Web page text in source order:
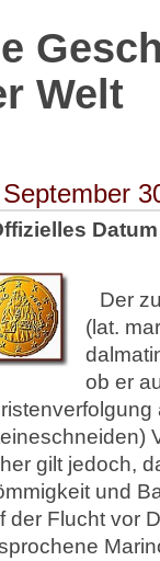
Welt
Der
(lat.
ob er
gilt jedoch,
und
der Flucht vor